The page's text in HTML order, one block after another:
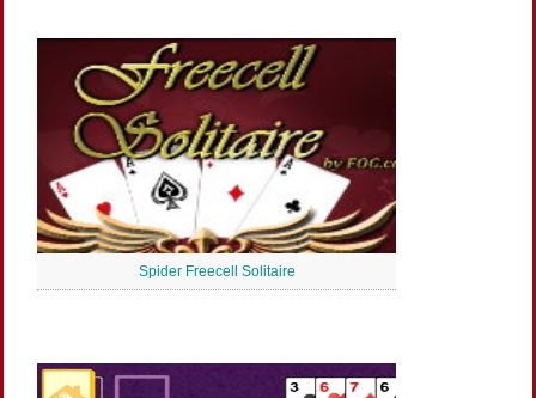
Spider Freecell Solitaire